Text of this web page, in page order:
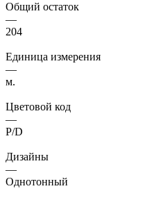
Общий остаток
—
204
Единица измерения
—
м.
Цветовой код
—
P/D
Дизайны
—
Однотонный